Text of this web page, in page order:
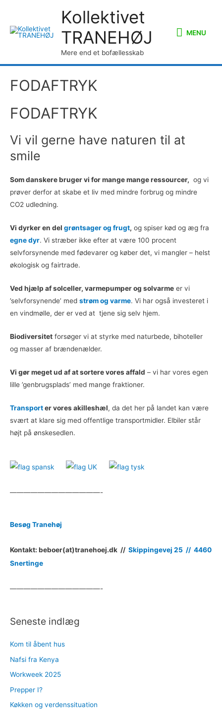
Kollektivet
TRANEHØJ
Mere end et bofællesskab
MENU
MENU
FODAFTRYK
FODAFTRYK
Vi vil gerne have naturen til at
smile
Som danskere bruger vi for mange mange ressourcer, og vi
prøver derfor at skabe et liv med mindre forbrug og mindre
CO2 udledning.
Vi dyrker en del grøntsager og frugt, og spiser kød og æg fra
egne dyr. Vi stræber ikke efter at være 100 procent
selvforsynende med fødevarer og køber det, vi mangler – helst
økologisk og fairtrade.
Ved hjælp af solceller, varmepumper og solvarme er vi
’selvforsynende’ med strøm og varme. Vi har også investeret i
en vindmølle, der er ved at tjene sig selv hjem.
Biodiversitet forsøger vi at styrke med naturbede, bihoteller
og masser af brændenælder.
Vi gør meget ud af at sortere vores affald – vi har vores egen
lille ’genbrugsplads’ med mange fraktioner.
Transporter vores akilleshæl, da det her på landet kan være
svært at klare sig med offentlige transportmidler. Elbiler står
højt på ønskesedlen.
—————————————-
Besøg Tranehøj
Kontakt: beboer(at)tranehoej.dk // Skippingevej 25 // 4460
Snertinge
—————————————-
Seneste indlæg
Kom til åbent hus
Nafsi fra Kenya
Workweek 2025
Prepper I?
Køkken og verdenssituation